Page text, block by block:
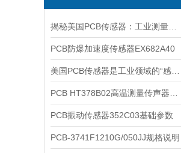
PCB防爆加速度传感器EX682A40
PCB振动传感器352C03基础参数
PCB-3741F1210G/050JJ规格说明